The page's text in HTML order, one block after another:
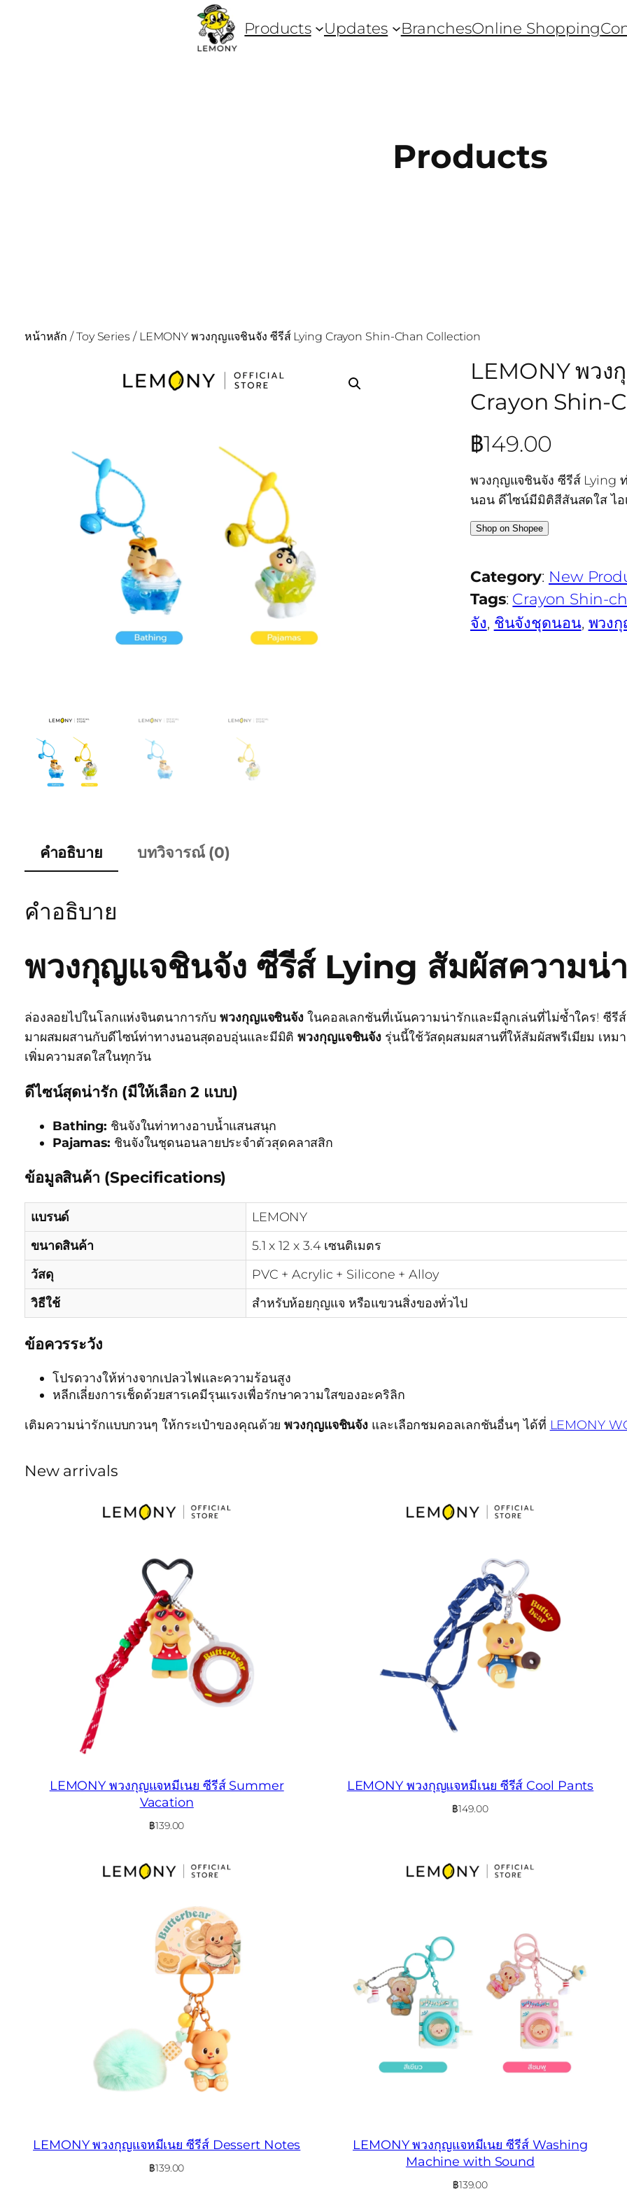
Products Updates BranchesOnline Shopping
Products
หน้าหลัก /Toy Series / LEMONY พวงกุญแจชินจัง ซีรีส์ Lying Crayon Shin-Chan Collection
LEMONY พว
Crayon Shin-
฿149.00
พวงกุญแจชินจัง ซีรีส์ Lying
นอน ดีไซน์มีมิติสีสันสดใส ไ
Shop on Shopee
Category: New
Tags: Crayon Shin-
จัง, ชินจังชุดนอน, พวง
คำอธิบาย บทวิจารณ์ (0)
คำอธิบาย
พวงกุญแจชินจัง ซีรีส์ Lying สัมผัสความน่
ล่องลอยไปในโลกแห่งจินตนาการกับพวงกุญแจชินจัง ในคอลเลกชันที่เน้นความน่ารักและมีลูกเล่นที่ไม่ซ้ำใคร! ซี
มาผสมผสานกับดีไซน์ท่าทางนอนสุดอบอุ่นและมีมิติพวงกุญแจชินจัง รุ่นนี้ใช้วัสดุผสมผสานที่ให้สัมผัสพรีเมียม เหม
เพิ่มความสดใสในทุกวัน
ดีไซน์สุดน่ารัก (มีให้เลือก 2 แบบ)
Bathing: ชินจังในท่าทางอาบน้ำแสนสนุก
Pajamas: ชินจังในชุดนอนลายประจำตัวสุดคลาสสิก
ข้อมูลสินค้า (Specifications)
แบรนด์
LEMONY
ขนาดสินค้า
5.1 x 12 x 3.4 เซนติเมตร
วัสดุ
PVC + Acrylic + Silicone + Alloy
วิธีใช้
สำหรับห้อยกุญแจ หรือแขวนสิ่งของทั่วไป
ข้อควรระวัง
โปรดวางให้ห่างจากเปลวไฟและความร้อนสูง
หลีกเลี่ยงการเช็ดด้วยสารเคมีรุนแรงเพื่อรักษาความใสของอะคริลิก
เติมความน่ารักแบบกวนๆ ให้กระเป๋าของคุณด้วยพวงกุญแจชินจัง และเลือกชมคอลเลกชันอื่นๆ ได้ที่ LEMONY
New arrivals
LEMONY พวงกุญแจหมีเนย ซีรีส์ Summer
Vacation
฿139.00
LEMONY พวงกุญแจหมีเนย ซีรีส์ Cool Pants
฿149.00
LEMONY พวงกุญแจหมีเนย ซีรีส์ Dessert Notes
฿139.00
LEMONY พวงกุญแจหมีเนย ซีรีส์ Washing
Machine with Sound
฿139.00